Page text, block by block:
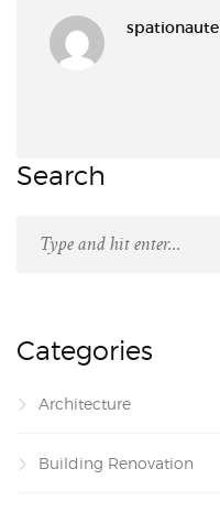
spationaute
Search
Categories
Architecture
Building Renovation